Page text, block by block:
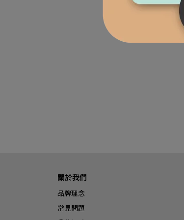
關於我們
品牌理念
常見問題